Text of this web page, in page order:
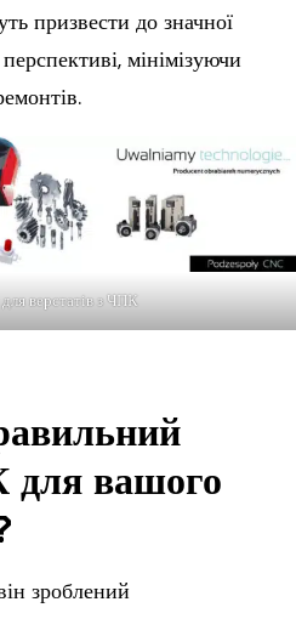
призвести до значної
мінімізуючи
верстатів з ЧПК
для вашого
зроблений